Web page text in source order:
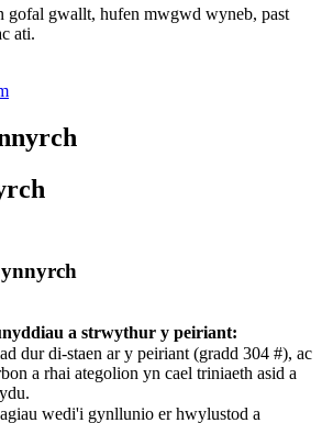
gofal gwallt, hufen mwgwd wyneb, past
ati.
a strwythur y peiriant:
dur di-staen ar y peiriant (gradd 304 #), ac
a rhai ategolion yn cael triniaeth asid a
wedi'i gynllunio er hwylustod a